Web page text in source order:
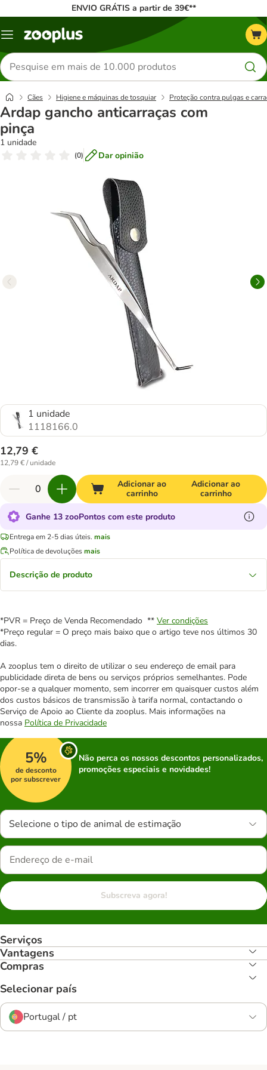
ENVIO GRÁTIS a partir de 39€**
Menu
Pesquisar
produtos
Cães Higiene e máquinas de tosquiar Proteção contra pulgas e
Ardap gancho anticarraças com
pinça
1 unidade
(0) Dar opinião
1 unidade
1118166.0
12,79 €
12,79 € / unidade
Adicionar ao
carrinho
Adicionar ao
carrinho
Ganhe 13 zooPontos com este produto
Entrega em 2-5 dias úteis. mais
Política de devoluçõesmais
Descrição de produto
*PVR = Preço de Venda Recomendado ** Ver condições
*Preço regular = O preço mais baixo que o artigo teve nos últimos 30
dias.
A zooplus tem o direito de utilizar o seu endereço de email para
publicidade direta de bens ou serviços próprios semelhantes. Pode
opor-se a qualquer momento, sem incorrer em quaisquer custos além
dos custos básicos de transmissão à tarifa normal, contactando o
Serviço de Apoio ao Cliente da zooplus. Mais informações na
nossa Política de Privacidade
5%
de desconto
por subscrever
Não perca os nossos descontos personalizados,
promoções especiais e novidades!
Selecione o tipo de animal de estimação
Subscreva agora!
Serviços
Vantagens
Compras
Selecionar país
Portugal / pt